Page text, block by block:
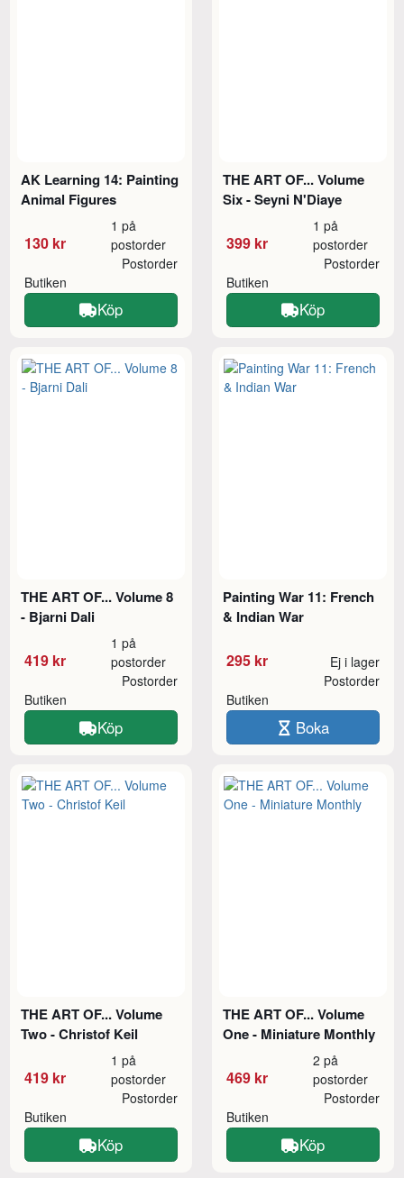
AK Learning 14: Painting
Animal Figures
130 kr
1 på
postorder
Butiken
Postorder
Köp
THE ART OF... Volume
Six - Seyni N'Diaye
399 kr
1 på
postorder
Butiken
Postorder
Köp
THE ART OF... Volume 8
- Bjarni Dali
419 kr
1 på
postorder
Butiken
Postorder
Köp
Painting War 11: French
& Indian War
295 kr Ej i lager
Butiken
Postorder
Boka
THE ART OF... Volume
Two - Christof Keil
419 kr
1 på
postorder
Butiken
Postorder
Köp
THE ART OF... Volume
One - Miniature Monthly
469 kr
2 på
postorder
Butiken
Postorder
Köp